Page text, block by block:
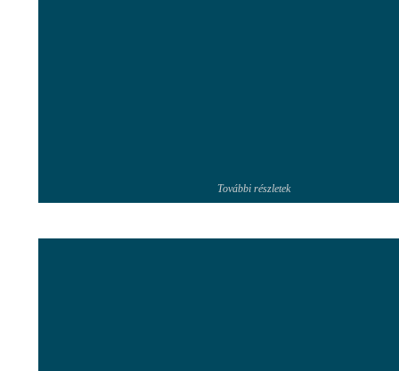
További részletek